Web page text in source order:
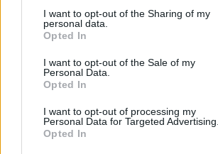
I want to opt-out of the Sharing of my
personal data.
Opted In
I want to opt-out of the Sale of my
Personal Data.
Opted In
I want to opt-out of processing my
Personal Data for Targeted Advertising.
Opted In
Αστρονόμοι μέτρησαν την
επίδραση ενός κβάζαρ στο
ανακάλυψαν
ΔΙΆΣΤΗΜΑ